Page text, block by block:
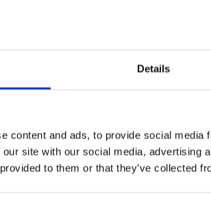
Details
content and ads, to provide social
site with our social media, advertising
to them or that they’ve collected
Ontdek vergelijkbare